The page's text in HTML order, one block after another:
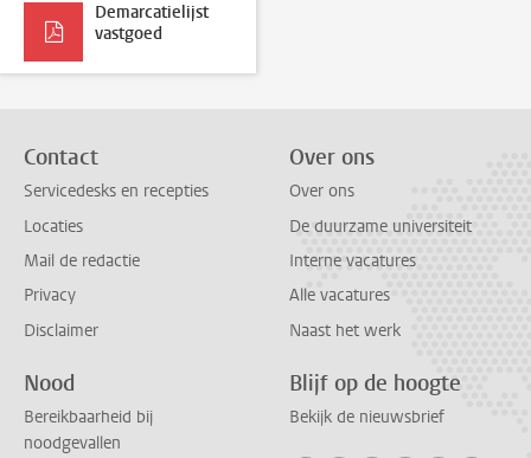
Demarcatielijst
vastgoed
Contact
Servicedesks en recepties
Locaties
Mail de redactie
Privacy
Disclaimer
Over ons
Over ons
De duurzame universiteit
Interne vacatures
Alle vacatures
Naast het werk
Nood
Bereikbaarheid bij
noodgevallen
Blijf op de hoogte
Bekijk de nieuwsbrief